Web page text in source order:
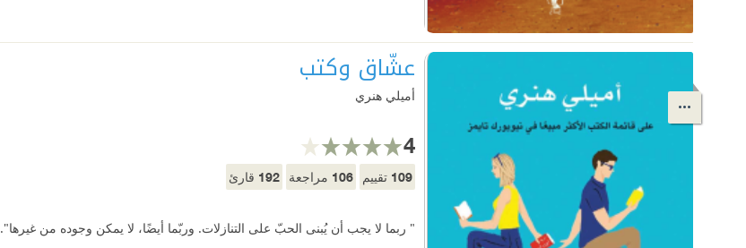
عشّاق وكتب
أميلي هنري
4
109 تقييم 106 مراجعة 192 قارئ
" ربما لا يجب أن يُبنى الحبّ على التنازلات. وربّما أيضًا، لا يمكن وجوده من غيرها".